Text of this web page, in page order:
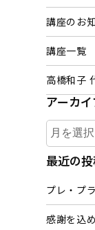
講座のお
講座一覧
高橋和子
アーカイ
ア
ー
カ
ブ
最近の投
プレ・プ
感謝を込